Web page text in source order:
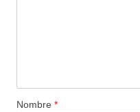
Nombre *